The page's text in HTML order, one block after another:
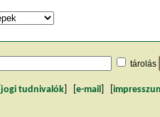
tárolás
jogi tudnivalók e-mail